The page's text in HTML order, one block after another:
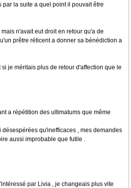
par la suite a quel point il pouvait être
n'avait eut droit en retour qu'a de
prêtre réticent a donner sa bénédiction a
je méritais plus de retour d'affection que le
a répétition des ultimatums que même
qu'inefficaces , mes demandes
aussi improbable que futile .
par Livia , je changeais plus vite